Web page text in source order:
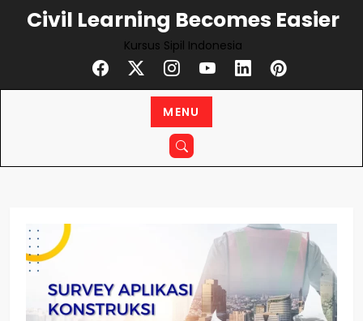
Civil Learning Becomes Easier
Kursus Sipil Indonesia
MENU